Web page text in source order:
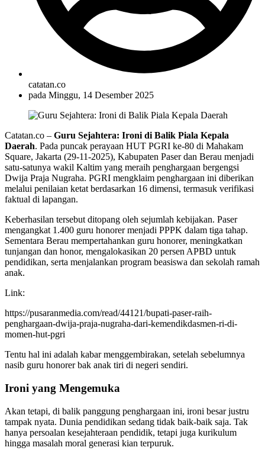
catatan.co
pada Minggu, 14 Desember 2025
Catatan.co – Guru Sejahtera: Ironi di Balik Piala Kepala
Daerah. Pada puncak perayaan HUT PGRI ke-80 di Mahakam
Square, Jakarta (29-11-2025), Kabupaten Paser dan Berau menjadi
satu-satunya wakil Kaltim yang meraih penghargaan bergengsi
Dwija Praja Nugraha. PGRI mengklaim penghargaan ini diberikan
melalui penilaian ketat berdasarkan 16 dimensi, termasuk verifikasi
faktual di lapangan.
Keberhasilan tersebut ditopang oleh sejumlah kebijakan. Paser
mengangkat 1.400 guru honorer menjadi PPPK dalam tiga tahap.
Sementara Berau mempertahankan guru honorer, meningkatkan
tunjangan dan honor, mengalokasikan 20 persen APBD untuk
pendidikan, serta menjalankan program beasiswa dan sekolah ramah
anak.
Link:
https://pusaranmedia.com/read/44121/bupati-paser-raih-
penghargaan-dwija-praja-nugraha-dari-kemendikdasmen-ri-di-
momen-hut-pgri
Tentu hal ini adalah kabar menggembirakan, setelah sebelumnya
nasib guru honorer bak anak tiri di negeri sendiri.
Ironi yang Mengemuka
Akan tetapi, di balik panggung penghargaan ini, ironi besar justru
tampak nyata. Dunia pendidikan sedang tidak baik-baik saja. Tak
hanya persoalan kesejahteraan pendidik, tetapi juga kurikulum
hingga masalah moral generasi kian terpuruk.